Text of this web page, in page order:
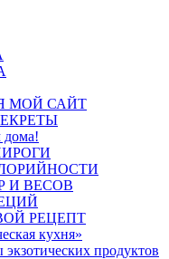
МОЙ САЙТ
дома!
И ВЕСОВ
РЕЦЕПТ
кухня»
продуктов